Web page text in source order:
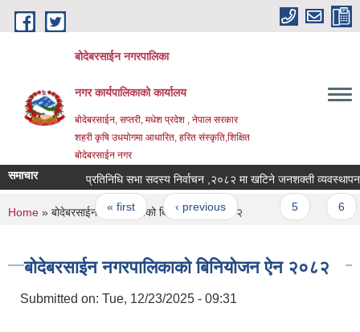
Skip to main content
बोदेबरसाईन नगरपालिका
नगर कार्यपालिकाको कार्यालय
बोदेबरसाईन, सप्तरी, मधेश प्रदेश , नेपाल सरकार
शहरी कृषि उधयोगमा आधारित, हरित संस्कृति,शिक्षित
बोदेबरसाईन नगर
समाचार प्रतिनिधि सभा सदस्य निर्वाचन ,२०८२ मा खटिने जनशक्ती
Pages
« first ‹ previous …
You are here
Home » बोदेबरसाईन नगरपालिकाको बिनियोजन ऐन २०८२
बोदेबरसाईन नगरपालिकाको बिनियोजन ऐन २०८२
Submitted on: Tue, 12/23/2025 - 09:31